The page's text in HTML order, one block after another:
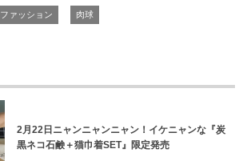
ファッション 肉球
2月22日ニャンニャンニャン！イケニャンな『炭
黒ネコ石鹸＋猫巾着SET』限定発売